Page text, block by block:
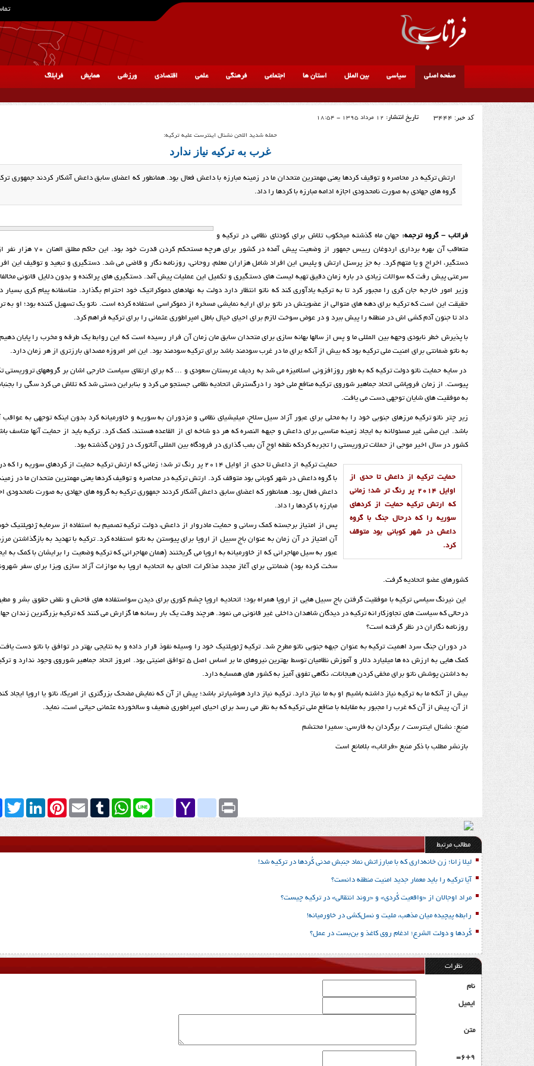
صفحه اصلی سیاسی بین الملل استان ها اجتماعی فرهنگی علمی اقتصادی ورزشی همایش فرابلاگ
کد خبر: 3444 تاریخ انتشار: 12 مرداد 1395 - 18:54
حمله شدید اللحن نشنال اینترست علیه ترکیه:
غرب به ترکیه نیاز ندارد
ارتش ترکیه در محاصره و توقیف کردها یعنی مهمترین متحدان ما در زمینه مبارزه با داعش فعال بود. همانطور که اعضای سابق داعش آشکار کردند جمهوری
گروه های جهادی به صورت نامحدودی اجازه ادامه مبارزه با کردها را داد.
فراتاب –گروه ترجمه: جهان ماه گذشته میخکوب تلاش برای کودتای نظامی در ترکیه و
متعاقب آن بهره برداری اردوغان رییس جمهور از وضعیت پیش آمده در کشور برای هرچه
دستگیر، اخراج و یا متهم کرد. به جز پرسنل ارتش و پلیس این افراد شامل هزاران معلم، روحانی، روزنامه نگار و قاضی می شد. دستگیری و تبعید و توقیف این
سرعتی پیش رفت که سوالات زیادی در باره زمان دقیق تهیه لیست های دستگیری و تکمیل این عملیات پیش آمد. دستگیری های پراکنده و بدون دلایل قانونی
وزیر امور خارجه جان کری را مجبور کرد تا به ترکیه یادآوری کند که ناتو انتظار دارد دولت به نهادهای دموکراتیک خود احترام بگذارد. متاسفانه پیام کری بسیار
حقیقت این است که ترکیه برای دهه های متوالی از عضویتش در ناتو برای ارایه نمایشی مسخره از دموکراسی استفاده کرده است. ناتو یک تسهیل کننده بود؛ او به
داد تا جنون آدم کشی اش در منطقه را پیش ببرد و در عوض سوخت لازم برای احیای خیال باطل امپراطوری عثمانی را برای ترکیه فراهم کرد.
با پذیرش خطر نابودی وجهه بین المللی ما و پس از سالها بهانه سازی برای متحدان سابق مان زمان آن فرار رسیده است که این روابط یک طرفه و مخرب را پایان
به ناتو ضمانتی برای امنیت ملی ترکیه بود که بیش از آنکه برای ما در غرب سودمند باشد برای ترکیه سودمند بود. این امر امروزه مصداق بارزتری از هر زمان دارد.
در سایه حمایت ناتو دولت ترکیه که به طور روزافزونی اسلامیزه می شد به ردیف عربستان سعودی و ... که برای ارتقای سیاست خارجی اشان بر گروههای تروریستی
پیوست. از زمان فروپاشی اتحاد جماهیر شوروی ترکیه منافع ملی خود را درگسترش اتحادیه نظامی جستجو می کرد و بنابراین دستی شد که تلاش می کرد سگی را
به موفقیت های شایان توجهی دست می یافت.
زیر چتر ناتو ترکیه مرزهای جنوبی خود را به محلی برای عبور آزاد سیل سلاح، میلیشیای نظامی و مزدوران به سوریه و خاورمیانه کرد بدون اینکه توجهی به
باشد. این مشی غیر مسئولانه به ایجاد زمینه مناسبی برای داعش و جبهه النصره که هر دو شاخه ای از القاعده هستند، کمک کرد. ترکیه باید از حمایت آنها متاسف
کشور در سال اخیر موجی از حملات تروریستی را تجربه کردکه نقطه اوج آن بمب گذاری در فرودگاه بین المللی آتاتورک در ژوئن گذشته بود.
حمایت ترکیه از داعش تا حدی از
اوایل 2014 پر رنگ تر شد؛ زمانی
که ارتش ترکیه حمایت از کردهای
سوریه را که درحال جنگ با گروه
داعش در شهر کوبانی بود متوقف
کرد.
حمایت ترکیه از داعش تا حدی از اوایل 2014 پر رنگ تر شد؛ زمانی که ارتش ترکیه حمایت از کردهای سوریه
با گروه داعش در شهر کوبانی بود متوقف کرد. ارتش ترکیه در محاصره و توقیف کردها یعنی مهمترین متحدان ما در زمینه
داعش فعال بود. همانطور که اعضای سابق داعش آشکار کردند جمهوری ترکیه به گروه های جهادی به صورت نامحدودی
مبارزه با کردها را داد.
پس از امتیاز برجسته کمک رسانی و حمایت مادروار از داعش، دولت ترکیه تصمیم به استفاده از سرمایه ژئوپلتیک
آن امتیاز در آن زمان به عنوان باج سبیل از اروپا برای پیوستن به ناتو استفاده کرد. ترکیه با تهدید به بازگذاشتن
عبور به سیل مهاجرانی که از خاورمیانه به اروپا می گریختند (همان مهاجرانی که ترکیه وضعیت را برایشان با کمک به
سخت کرده بود) ضمانتی برای آغاز مجدد مذاکرات الحاق به اتحادیه اروپا به موازات آزاد سازی ویزا برای سفر
کشورهای عضو اتحادیه گرفت.
این نیرنگ سیاسی ترکیه با موفقیت گرفتن باج سبیل هایی از اروپا همراه بود؛ اتحادیه اروپا چشم کوری برای دیدن سواستفاده های فاحش و نقض حقوق بشر و
درحالی که سیاست های تجاوزکارانه ترکیه در دیدگان شاهدان داخلی غیر قانونی می نمود. هرچند وقت یک بار رسانه ها گزارش می کنند که ترکیه بزرگترین زندان
روزنامه نگاران در نظر گرفته است؟
در دوران جنگ سرد اهمیت ترکیه به عنوان جبهه جنوبی ناتو مطرح شد. ترکیه ژئوپلتیک خود را وسیله نفوذ قرار داده و به نتایجی بهتر در توافق با ناتو دست
کمک هایی به ارزش ده ها میلیارد دلار و آموزش نظامیان توسط بهترین نیروهای ما بر اساس اصل 5 توافق امنیتی بود. امروز اتحاد جماهیر شوروی وجود
به داشتن پوشش ناتو برای مخفی کردن هیجانات، نگاهی تفوق آمیز به کشور های همسایه دارد.
بیش از آنکه ما به ترکیه نیاز داشته باشیم او به ما نیاز دارد. ترکیه نیاز دارد هوشیارتر باشد؛ پیش از آن که نمایش مضحک بزرگتری از امریکا، ناتو یا اروپا ایجاد کند
از آن، پیش از آن که غرب را مجبور به مقابله با منافع ملی ترکیه که به نظر می رسد برای احیای امپراطوری ضعیف و سالخورده عثمانی حیاتی است، نماید.
منبع: نشنال اینترست / برگردان به فارسی: سمیرا محتشم
بازنشر مطلب با ذکر منبع «فراتاب» بلامانع است
TwitterLinkedInPinterest Email TumblrWhatsApp Line
google_bookmarks
Yahoo
yahoo_messenger Print
مطالب مرتبط
لیلا زانا؛ زن خانه‌داری که با مبارزاتش نماد جنبش مدنی کُردها در ترکیه شد!
آیا ترکیه را باید معمار جدید امنیت منطقه دانست؟
مراد اوجالان از «واقعیت کُردی» و «روند انتقالی» در ترکیه چیست؟
رابطه پیچیده میان مذهب، ملیت و نسل‌کشی در خاورمیانه!
کُردها و دولت الشرع؛ ادغام روی کاغذ و بن‌بست در عمل؟
نظرات
نام
ایمیل
متن
6+9=